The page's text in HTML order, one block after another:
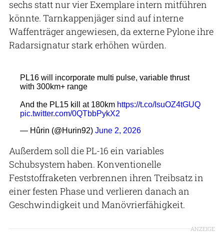
sechs statt nur vier Exemplare intern mitführen
könnte. Tarnkappenjäger sind auf interne
Waffenträger angewiesen, da externe Pylone ihre
Radarsignatur stark erhöhen würden.
Außerdem soll die PL-16 ein variables
Schubsystem haben. Konventionelle
Feststoffraketen verbrennen ihren Treibsatz in
einer festen Phase und verlieren danach an
Geschwindigkeit und Manövrierfähigkeit.
ANZEIGE